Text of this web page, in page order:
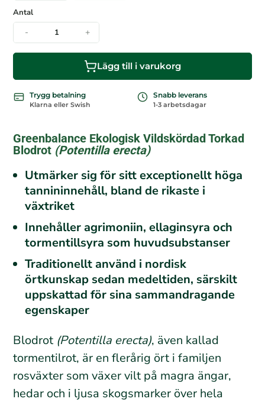
o
n
r
Antal
- +
Lägg till i varukorg
Trygg betalning
Klarna eller Swish
Snabb leverans
1-3 arbetsdagar
Greenbalance Ekologisk Vildskördad Torkad
Blodrot (Potentilla erecta)
Utmärker sig för sitt exceptionellt höga
tannininnehåll, bland de rikaste i
växtriket
Innehåller agrimoniin, ellaginsyra och
tormentillsyra som huvudsubstanser
Traditionellt använd i nordisk
örtkunskap sedan medeltiden, särskilt
uppskattad för sina sammandragande
egenskaper
Blodrot (Potentilla erecta), även kallad
tormentilrot, är en flerårig ört i familjen
rosväxter som växer vilt på magra ängar,
hedar och i ljusa skogsmarker över hela